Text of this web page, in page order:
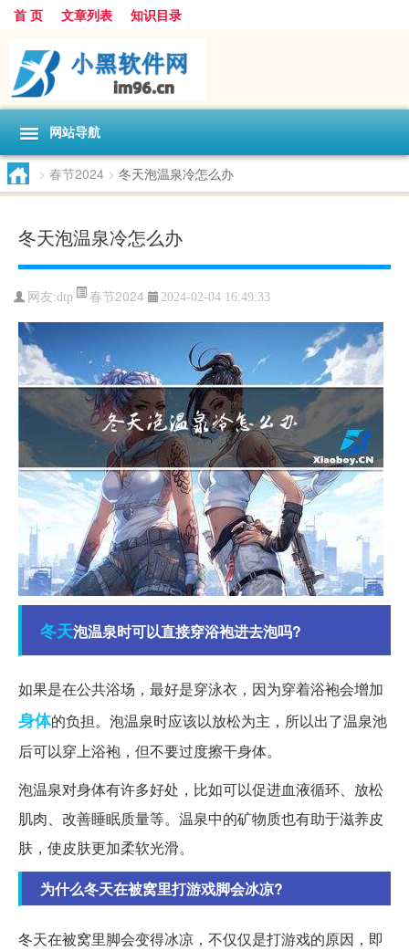
首 页 文章列表 知识目录
网站导航
> 春节2024 > 冬天泡温泉冷怎么办
冬天泡温泉冷怎么办
网友:dtp 春节2024 2024-02-04 16:49:33
冬天泡温泉时可以直接穿浴袍进去泡吗?
如果是在公共浴场，最好是穿泳衣，因为穿着浴袍会增加
身体的负担。泡温泉时应该以放松为主，所以出了温泉池
后可以穿上浴袍，但不要过度擦干身体。
泡温泉对身体有许多好处，比如可以促进血液循环、放松
肌肉、改善睡眠质量等。温泉中的矿物质也有助于滋养皮
肤，使皮肤更加柔软光滑。
为什么冬天在被窝里打游戏脚会冰凉?
冬天在被窝里脚会变得冰凉，不仅仅是打游戏的原因，即